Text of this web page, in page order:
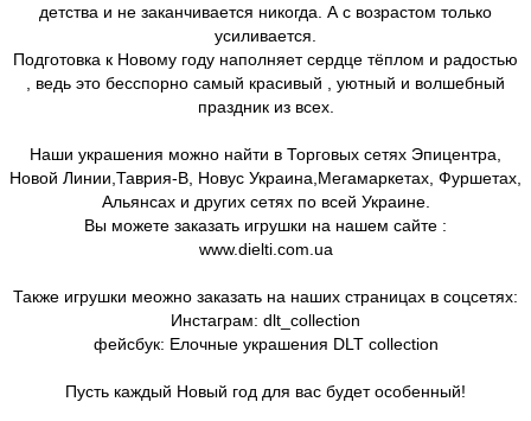
детства и не заканчивается никогда. А с возрастом только
усиливается.
Подготовка к Новому году наполняет сердце тёплом и радостью
, ведь это бесспорно самый красивый , уютный и волшебный
праздник из всех.
Наши украшения можно найти в Торговых сетях Эпицентра,
Новой Линии,Таврия-В, Новус Украина,Мегамаркетах, Фуршетах,
Альянсах и других сетях по всей Украине.
Вы можете заказать игрушки на нашем сайте :
www.dielti.com.ua
Также игрушки меожно заказать на наших страницах в соцсетях:
Инстаграм: dlt_collection
фейсбук: Елочные украшения DLT collection
Пусть каждый Новый год для вас будет особенный!